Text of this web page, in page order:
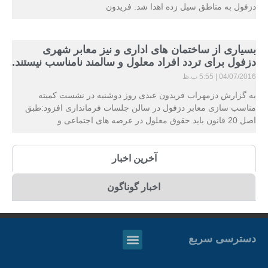
دزفول به مناطق سیل زده اهدا شد. فریدون
بسیاری از ساختمان های اداری و نیز معابر شهری
دزفول برای تردد افراد معلول و سالمند نامناسب نیستند.
04/07/2016 5:55 ب.ظ
به گزارش دزمهراب فریدون عبدی روز دوشنبه در نشست کمیته
مناسب سازی معابر دزفول در سالن جلسات فرمانداری افزود:طبق
اصل 20 قانون باید حقوق معلول در عرصه های اجتماعی و
آخرین اخبار
اخبار گوناگون
دسترسی سریع